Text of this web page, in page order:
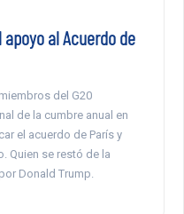
al Acuerdo de
del G20
de la cumbre anual en
el acuerdo de París y
Quien se restó de la
Donald Trump.